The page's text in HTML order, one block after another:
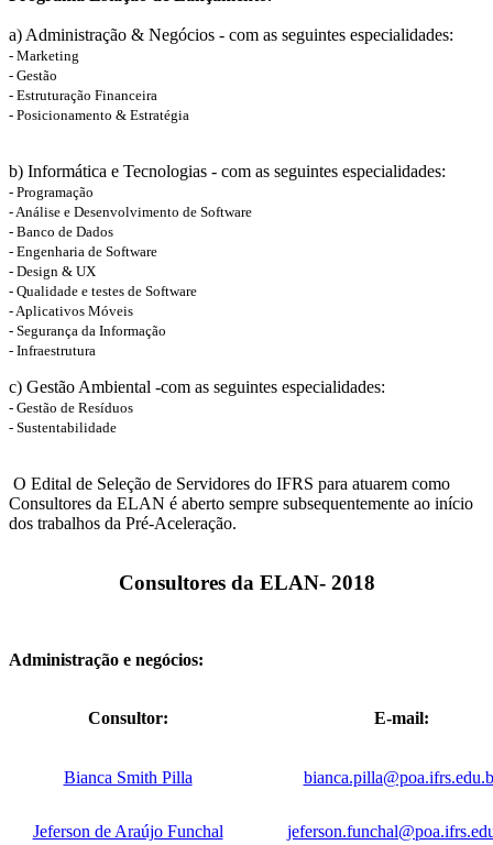
a) Administração & Negócios - com as seguintes especialidades:
- Marketing
- Gestão
- Estruturação Financeira
- Posicionamento & Estratégia
b) Informática e Tecnologias - com as seguintes especialidades:
- Programação
- Análise e Desenvolvimento de Software
- Banco de Dados
- Engenharia de Software
- Design & UX
- Qualidade e testes de Software
- Aplicativos Móveis
- Segurança da Informação
- Infraestrutura
c) Gestão Ambiental -com as seguintes especialidades:
- Gestão de Resíduos
- Sustentabilidade
O Edital de Seleção de Servidores do IFRS para atuarem como
Consultores da ELAN é aberto sempre subsequentemente ao início
dos trabalhos da Pré-Aceleração.
Consultores da ELAN- 2018
Administração e negócios:
Consultor: E-mail:
Bianca Smith Pilla
Jeferson de Araújo Funchal